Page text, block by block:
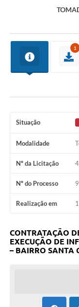
1
Situação
Modalidade
Nº da Licitação
Nº do Processo
Realização em
CONTRATAÇÃO
EXECUÇÃO DE
– BAIRRO SANTA